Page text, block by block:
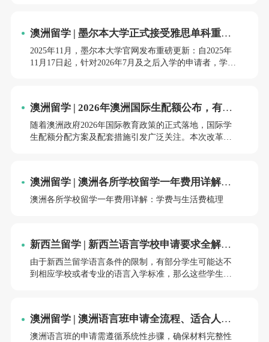
澳洲留学 | 墨尔本大学正式接受雅思单科重考
政策解读：留学路径的灵活化革新
2025年11月，墨尔本大学官网发布重磅更新：自2025年
11月17日起，针对2026年7月及之后入学的申请者，学校
从政策框架、实施细则、国际学生影响、区域教育生态
演变等维度展开深度解析，揭示这一变革背后的教育逻
辑与未来趋势。
澳洲留学 | 2026年澳洲国际生配额公布，有何
亮点？
随着澳洲政府2026年国际教育政策的正式落地，国际学
生配额分配方案及配套措施引发广泛关注。本次改革
四方面展开深度解析，助力申请者把握机遇。
澳洲留学 | 澳洲各所学校留学一年费用详解：
学费与生活费梳理
澳洲各所学校留学一年费用详解：学费与生活费梳理
新西兰留学 | 新西兰语言学校申请要求全解
析：从基础门槛到材料准备
由于新西兰留学语言条件的限制，有部分学生可能达不
到相应学校或者专业的语言入学标准，那么这些学生不
澳洲留学 | 澳洲语言班申请全流程、适合人群
及费用解析
澳洲语言班的申请需遵循系统性步骤，确保材料完整性